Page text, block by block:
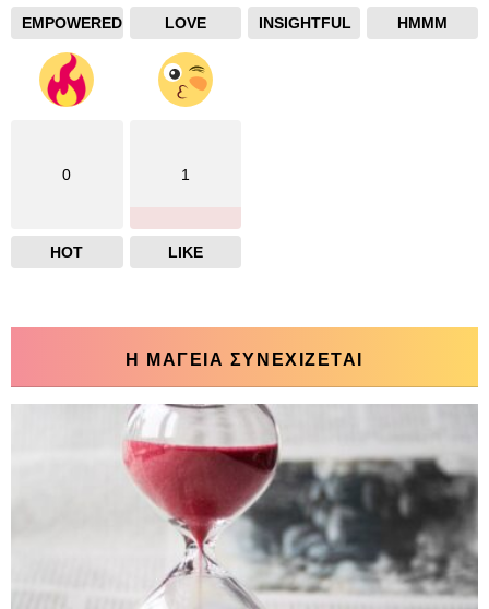
EMPOWERED LOVE INSIGHTFUL HMMM
0
HOT
1
LIKE
Η ΜΑΓΕΙΑ ΣΥΝΕΧΙΖΕΤΑΙ